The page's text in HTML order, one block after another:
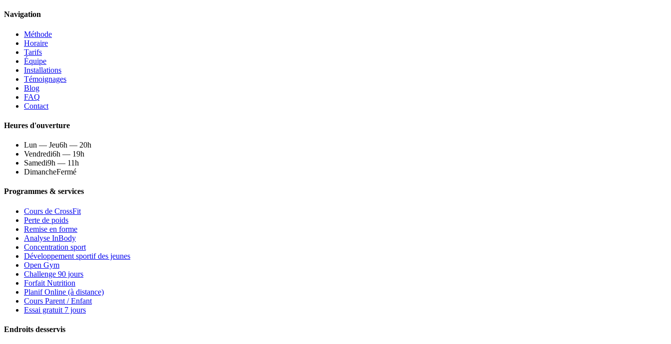
Navigation
Méthode
Horaire
Tarifs
Équipe
Installations
Témoignages
Blog
FAQ
Contact
Heures d'ouverture
Lun — Jeu6h — 20h
Vendredi6h — 19h
Samedi9h — 11h
DimancheFermé
Programmes & services
Cours de CrossFit
Perte de poids
Remise en forme
Analyse InBody
Concentration sport
Développement sportif des jeunes
Open Gym
Challenge 90 jours
Forfait Nutrition
Planif Online (à distance)
Cours Parent / Enfant
Essai gratuit 7 jours
Endroits desservis